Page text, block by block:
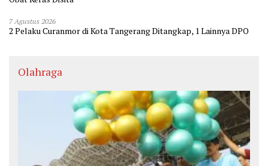
7 Agustus 2026
2 Pelaku Curanmor di Kota Tangerang Ditangkap, 1 Lainnya DPO
Olahraga